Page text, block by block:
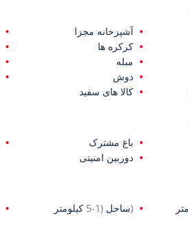
آشپزخانه مجزا
کرکره ها
مبله
دوش
کالا های سفید
باغ مشترک
دوربین امنیتی
(ساحل (1-5 کیلومتر